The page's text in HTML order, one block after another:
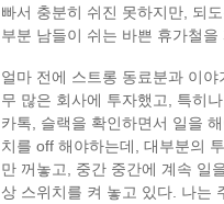
빠서 충분히 쉬진 못하지만, 되
부분 남들이 쉬는 바쁜 휴가철
얼마 전에 스트롱 동료분과 이
무 많은 회사에 투자했고, 특히
카톡, 슬랙을 확인하면서 일을
치를 off 해야하는데, 대부분의
만 꺼놓고, 중간 중간에 계속 일
상 스위치를 켜 놓고 있다. 나는